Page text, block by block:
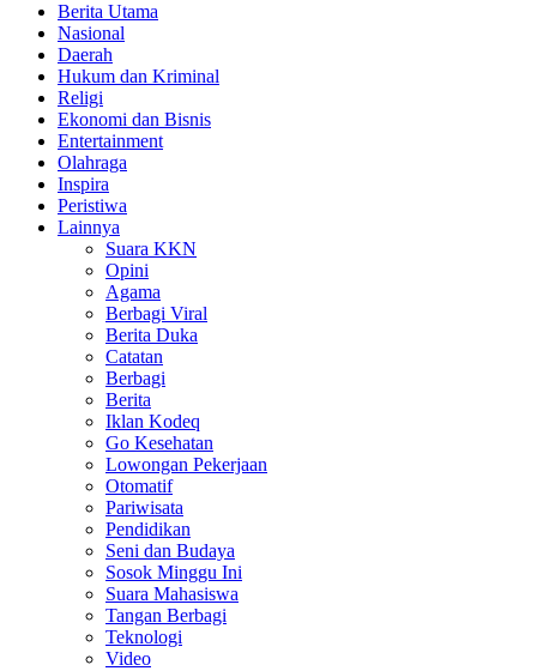
Berita Utama
Nasional
Daerah
Hukum dan Kriminal
Religi
Ekonomi dan Bisnis
Entertainment
Olahraga
Inspira
Peristiwa
Lainnya
Suara KKN
Opini
Agama
Berbagi Viral
Berita Duka
Catatan
Berbagi
Berita
Iklan Kodeq
Go Kesehatan
Lowongan Pekerjaan
Otomatif
Pariwisata
Pendidikan
Seni dan Budaya
Sosok Minggu Ini
Suara Mahasiswa
Tangan Berbagi
Teknologi
Video